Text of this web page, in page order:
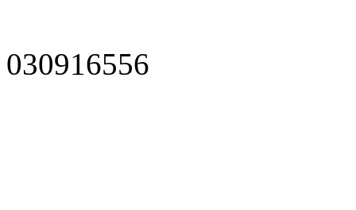
030916556